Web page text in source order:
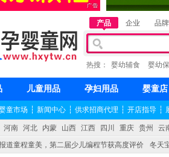
产品 企业 品牌
热搜： 婴幼辅食 婴幼
儿童用品 孕妇用品 婴童店
童市场 ┆ 新闻中心 ┆ 供求招商代理 ┆ 开店指导 ┆
河南 河北 内蒙 山西 江西 四川 重庆 贵州
云
道童程童美，第二届少儿编程节获高度评价
冬天